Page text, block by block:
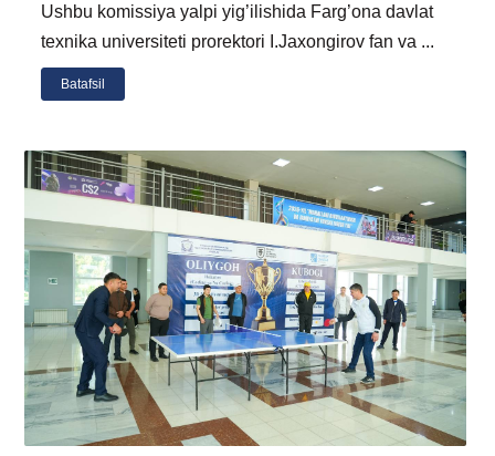
Ushbu komissiya yalpi yig’ilishida Farg’ona davlat
texnika universiteti prorektori I.Jaxongirov fan va ...
Batafsil